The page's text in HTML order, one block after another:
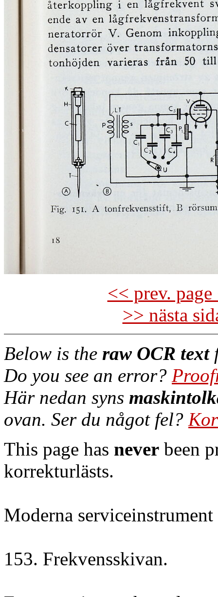
<< prev.
>> nästa
Below is the raw OCR text
Do you see an error?
Här nedan syns
ovan. Ser du något fel?
This page has never been
korrekturlästs.
Moderna serviceinstrument
153. Frekvensskivan.